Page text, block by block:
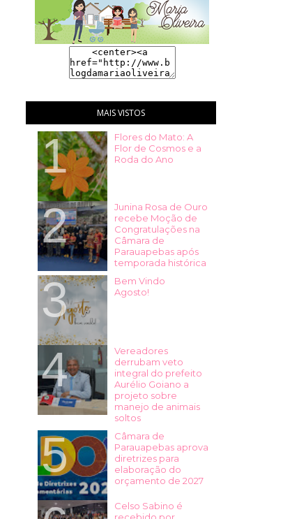
MAIS VISTOS
Flores do Mato: A
Flor de Cosmos e a
Roda do Ano
Junina Rosa de Ouro
recebe Moção de
Congratulações na
Câmara de
Parauapebas após
temporada histórica
Bem Vindo
Agosto!
Vereadores
derrubam veto
integral do prefeito
Aurélio Goiano a
projeto sobre
manejo de animais
soltos
Câmara de
Parauapebas aprova
diretrizes para
elaboração do
orçamento de 2027
Celso Sabino é